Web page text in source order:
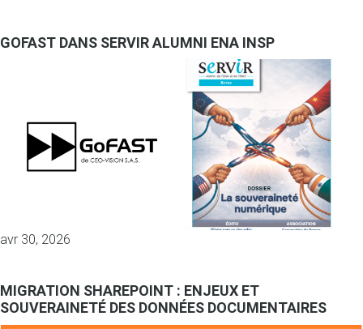
GOFAST DANS SERVIR ALUMNI ENA INSP
avr 30, 2026
MIGRATION SHAREPOINT : ENJEUX ET
SOUVERAINETÉ DES DONNÉES DOCUMENTAIRES